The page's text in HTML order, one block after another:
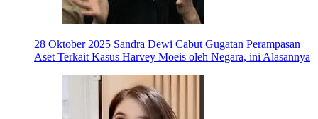
28 Oktober 2025 Sandra Dewi Cabut Gugatan Perampasan
Aset Terkait Kasus Harvey Moeis oleh Negara, ini Alasannya